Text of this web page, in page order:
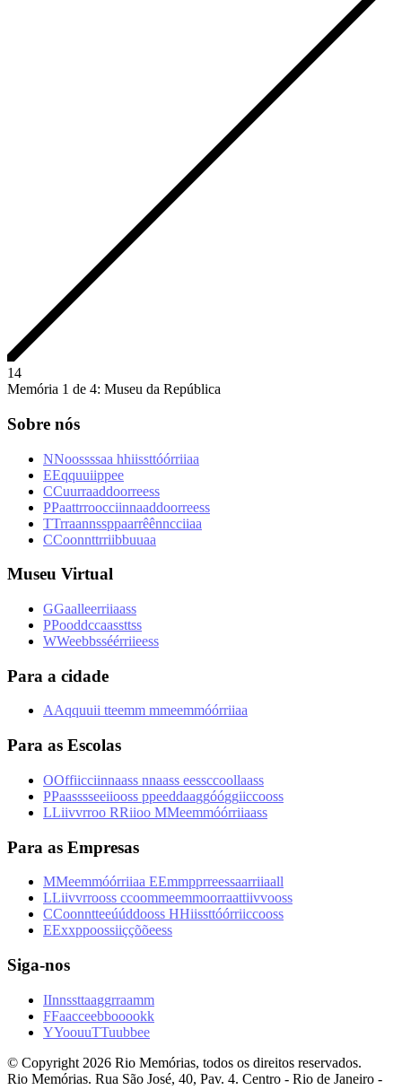
14
Memória 1 de 4: Museu da República
Sobre nós
NNoossssaa hhiissttóórriiaa
EEqquuiippee
CCuurraaddoorreess
PPaattrroocciinnaaddoorreess
TTrraannssppaarrêênncciiaa
CCoonnttrriibbuuaa
Museu Virtual
GGaalleerriiaass
PPooddccaassttss
WWeebbsséérriieess
Para a cidade
AAqquuii tteemm mmeemmóórriiaa
Para as Escolas
OOffiicciinnaass nnaass eessccoollaass
PPaasssseeiiooss ppeeddaaggóóggiiccooss
LLiivvrroo RRiioo MMeemmóórriiaass
Para as Empresas
MMeemmóórriiaa EEmmpprreessaarriiaall
LLiivvrrooss ccoommeemmoorraattiivvooss
CCoonntteeúúddooss HHiissttóórriiccooss
EExxppoossiiççõõeess
Siga-nos
IInnssttaaggrraamm
FFaacceebbooookk
YYoouuTTuubbee
© Copyright 2026 Rio Memórias, todos os direitos reservados.
Rio Memórias. Rua São José, 40, Pav. 4. Centro - Rio de Janeiro -